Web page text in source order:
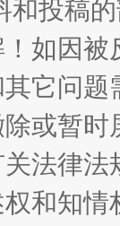
和投稿
如因
它问题
或暂
法律
和知情